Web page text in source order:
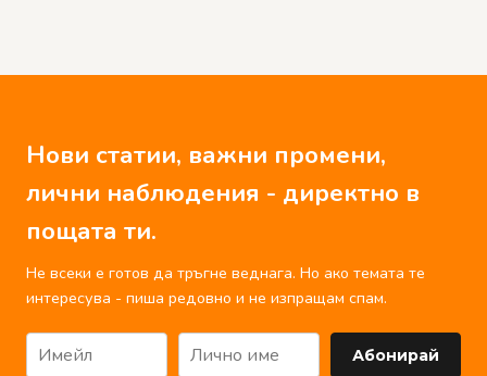
Нови статии, важни промени,
лични наблюдения - директно в
пощата ти.
Не всеки е готов да тръгне веднага. Но ако темата те
интересува - пиша редовно и не изпращам спам.
Абонирай